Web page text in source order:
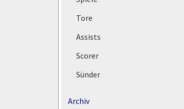
Tore
Assists
Scorer
Sünder
Archiv